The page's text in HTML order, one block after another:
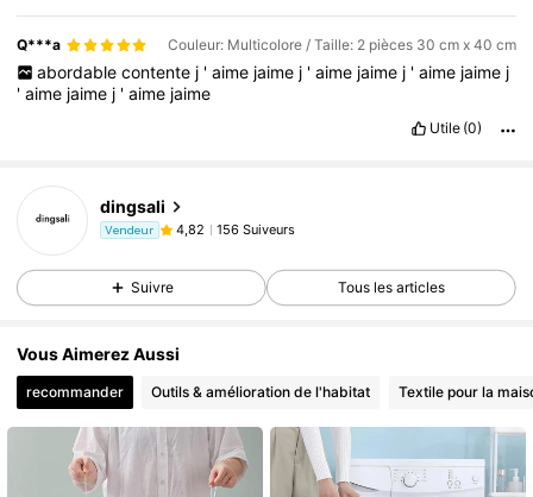
Q***a Couleur: Multicolore / Taille: 2 pièces 30 cm x 40 cm
abordable contente j ' aime jaime j ' aime jaime j ' aime jaime j
'aime jaime j 'aime jaime
Utile (0)
dingsali
Vendeur 4,82 156 Suiveurs
Suivre Tous les articles
Vous Aimerez Aussi
recommander Outils & amélioration de l'habitat Textile pour la